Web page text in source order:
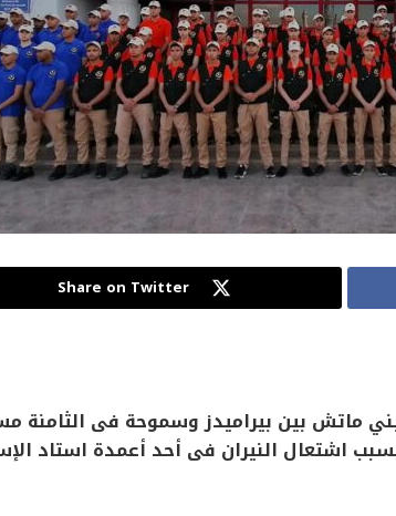
Share on Twitter
ماتش بين بيراميدز وسموحة فى الثامنة
اشتعال النيران فى أحد أعمدة استاد